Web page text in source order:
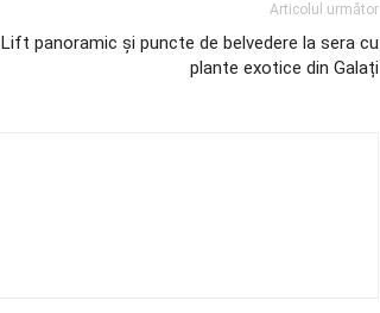
Articolul următor
Lift panoramic și puncte de belvedere la sera cu
plante exotice din Galați